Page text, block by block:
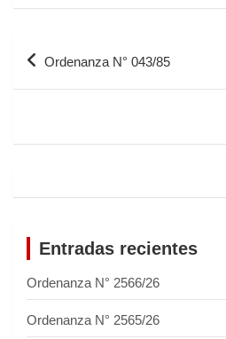
Ordenanza N° 043/85
Entradas recientes
Ordenanza N° 2566/26
Ordenanza N° 2565/26